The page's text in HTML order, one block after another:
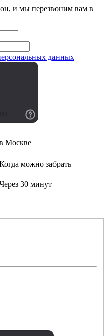
и мы перезвоним вам в
данных
Москве
можно забрать
30 минут